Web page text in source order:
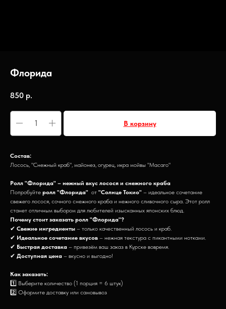
Флорида
850 р.
В корзину
Состав:
Лосось, "Снежный краб", майонез, огурец, икра мойвы "Масаго"
Ролл "Флорида" – нежный вкус лосося и снежного краба
Попробуйте ролл "Флорида" от "Солнце Токио" – идеальное сочетание
свежего лосося, сочного снежного краба и нежного сливочного сыра. Этот ролл
станет отличным выбором для любителей изысканных японских блюд.
Почему стоит заказать ролл "Флорида"?
✔ Свежие ингредиенты – только качественный лосось и краб.
✔ Идеальное сочетание вкусов – нежная текстура с пикантными нотками.
✔ Быстрая доставка – привезём ваш заказ в Курске вовремя.
✔ Доступная цена – вкусно и выгодно!
Как заказать:
1️⃣ Выберите количество (1 порция = 6 штук)
2️⃣ Оформите доставку или самовывоз